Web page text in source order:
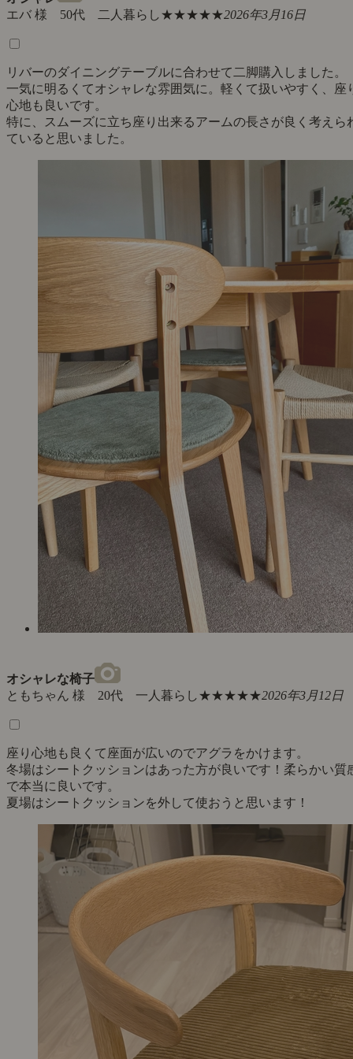
エバ 様 50代 二人暮らし★★★★★2026年3月16日
リバーのダイニングテーブルに合わせて二脚購入しました。
一気に明るくてオシャレな雰囲気に。軽くて扱いやすく、座
心地も良いです。
特に、スムーズに立ち座り出来るアームの長さが良く考えら
ていると思いました。
オシャレな椅子
ともちゃん 様 20代 一人暮らし★★★★★2026年3月12日
座り心地も良くて座面が広いのでアグラをかけます。
冬場はシートクッションはあった方が良いです！柔らかい質
で本当に良いです。
夏場はシートクッションを外して使おうと思います！